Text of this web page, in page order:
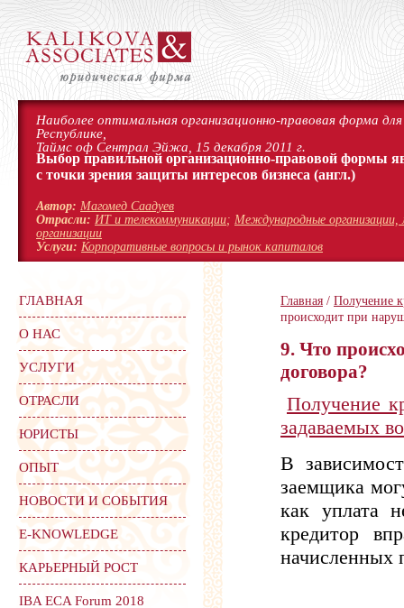
Наиболее оптимальная организационно-правовая форма
Республике,
Таймс оф Сентрал Эйжа, 15 декабря 2011 г.
Выбор правильной организационно-правовой формы
с точки зрения защиты интересов бизнеса (англ.)
Автор: Магомед Саадуев
Отрасли: ИТ и телекоммуникации; Международные организации,
организации
Услуги: Корпоративные вопросы и рынок капиталов
Главная / Получение
происходит при
9. Что
договора?
Получение
задаваемых
В
заемщика
как уплата
кредитор
начисленных
ГЛАВНАЯ
О НАС
УСЛУГИ
ОТРАСЛИ
ЮРИСТЫ
ОПЫТ
НОВОСТИ И СОБЫТИЯ
Е-KNOWLEDGE
КАРЬЕРНЫЙ РОСТ
IBA ECA Forum 2018